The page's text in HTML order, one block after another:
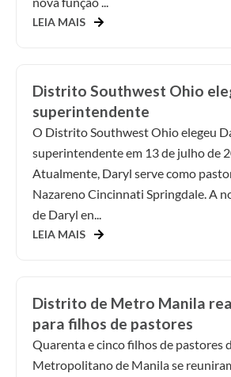
LEIA MAIS
Distrito Southwest Ohio
superintendente
O Distrito Southwest Ohio elegeu
superintendente em 13 de julho de
Atualmente, Daryl serve como
Nazareno Cincinnati Springdale. A
de Daryl en...
LEIA MAIS
Distrito de Metro Manila
para filhos de pastores
Quarenta e cinco filhos de pastores
Metropolitano de Manila se